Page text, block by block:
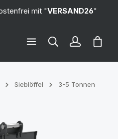
mit "VERSAND26"
Sieblöffel 3-5 Tonnen